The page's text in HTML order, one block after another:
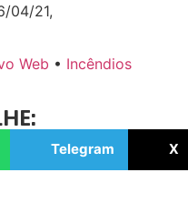
04/21,
Web • Incêndios
Telegram X